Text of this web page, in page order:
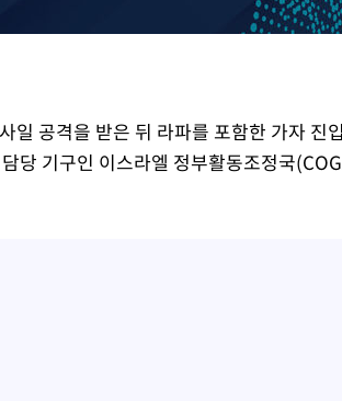
일 공격을 받은 뒤 라파를 포함한 가자 진
당 기구인 이스라엘 정부활동조정국
홍석천,
3
주 군공
4
이 대통